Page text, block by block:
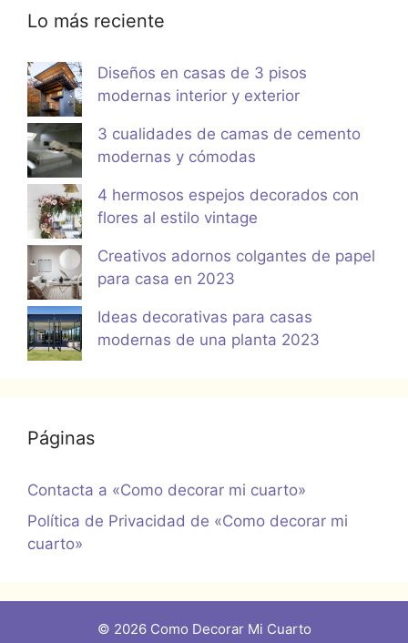
Lo más reciente
Diseños en casas de 3 pisos
modernas interior y exterior
3 cualidades de camas de cemento
modernas y cómodas
4 hermosos espejos decorados con
flores al estilo vintage
Creativos adornos colgantes de papel
para casa en 2023
Ideas decorativas para casas
modernas de una planta 2023
Páginas
Contacta a «Como decorar mi cuarto»
Política de Privacidad de «Como decorar mi
cuarto»
© 2026 Como Decorar Mi Cuarto